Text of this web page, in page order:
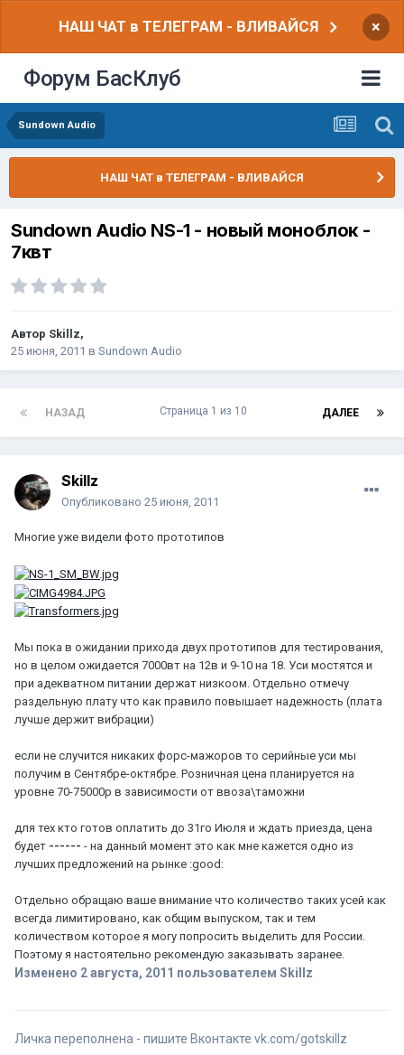
НАШ ЧАТ в ТЕЛЕГРАМ - ВЛИВАЙСЯ ×
Форум БасКлуб
Sundown Audio
НАШ ЧАТ в ТЕЛЕГРАМ - ВЛИВАЙСЯ
Sundown Audio NS-1 - новый моноблок -
7квт
Автор Skillz,
25 июня, 2011 в Sundown Audio
НАЗАД ДАЛЕЕ
Страница 1 из 10
Skillz
Опубликовано 25 июня, 2011
Многие уже видели фото прототипов
Мы пока в ожидании прихода двух прототипов для тестирования,
но в целом ожидается 7000вт на 12в и 9-10 на 18. Уси мостятся и
при адекватном питании держат низкоом. Отдельно отмечу
раздельную плату что как правило повышает надежность (плата
лучше держит вибрации)
если не случится никаких форс-мажоров то серийные уси мы
получим в Сентябре-октябре. Розничная цена планируется на
уровне 70-75000р в зависимости от ввоза\таможни
для тех кто готов оплатить до 31го Июля и ждать приезда, цена
будет ------ - на данный момент это как мне кажется одно из
лучших предложений на рынке :good:
Отдельно обращаю ваше внимание что количество таких усей как
всегда лимитировано, как общим выпуском, так и тем
количеством которое я могу попросить выделить для России.
Поэтому я настоятельно рекомендую заказывать заранее.
Изменено 2 августа, 2011 пользователем Skillz
Личка переполнена - пишите Вконтакте vk.com/gotskillz